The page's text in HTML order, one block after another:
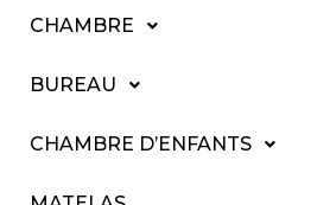
CHAMBRE
BUREAU
CHAMBRE D’ENFANTS